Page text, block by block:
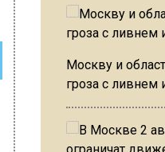
Москву и
гроза с ливнем